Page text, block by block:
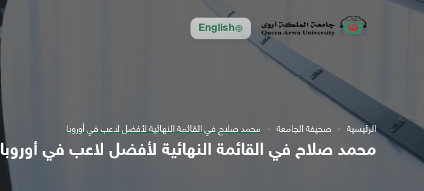
English
الرئيسية صحيفة الجامعة محمد صلاح في القائمة النهائية لأفضل لاعب في أوروبا
محمد صلاح في القائمة النهائية لأفضل لاعب في أوروبا